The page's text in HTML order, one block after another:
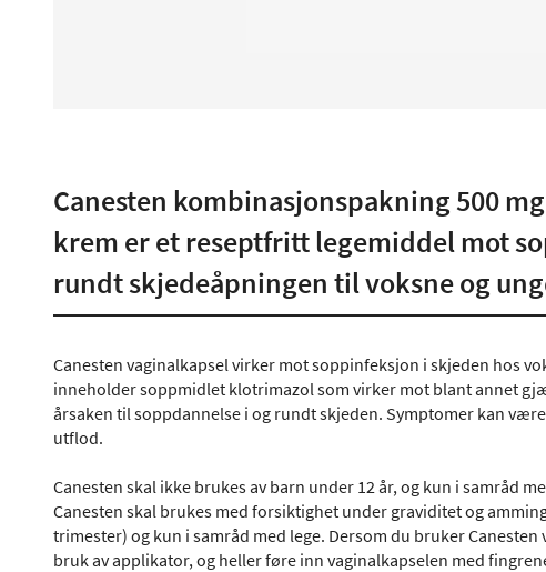
Canesten kombinasjonspakning 500
krem er et reseptfritt legemiddel mot
rundt skjedeåpningen til voksne og
Canesten vaginalkapsel virker mot soppinfeksjon i skjeden hos
inneholder soppmidlet klotrimazol som virker mot blant annet
årsaken til soppdannelse i og rundt skjeden. Symptomer kan
utflod.
Canesten skal ikke brukes av barn under 12 år, og kun i samråd
Canesten skal brukes med forsiktighet under graviditet og
trimester) og kun i samråd med lege. Dersom du bruker
bruk av applikator, og heller føre inn vaginalkapselen med